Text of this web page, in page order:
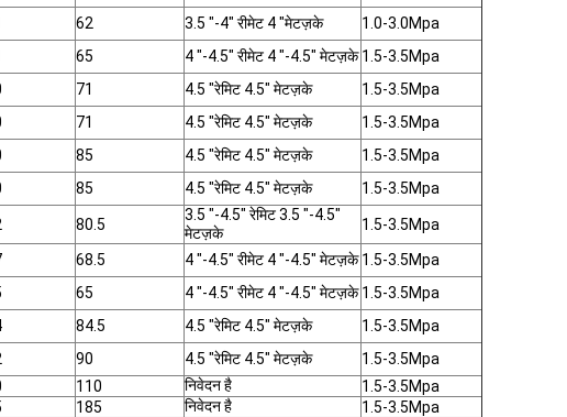
62 3.5 "-4" रीमेट 4 "मेटज़के
1.0-3.0Mpa
65 4 "-4.5" रीमेट 4 "-4.5" मेटज़के 1.5-3.5Mpa
71 4.5 "रेमिट 4.5" मेटज़के
1.5-3.5Mpa
71 4.5 "रेमिट 4.5" मेटज़के
1.5-3.5Mpa
85 4.5 "रेमिट 4.5" मेटज़के
1.5-3.5Mpa
85 4.5 "रेमिट 4.5" मेटज़के 1.5-3.5Mpa
80.5
3.5 "-4.5" रेमिट 3.5 "-4.5"
मेटज़के
1.5-3.5Mpa
68.5 4 "-4.5" रीमेट 4 "-4.5" मेटज़के 1.5-3.5Mpa
65 4 "-4.5" रीमेट 4 "-4.5" मेटज़के 1.5-3.5Mpa
84.5 4.5 "रेमिट 4.5" मेटज़के
1.5-3.5Mpa
90 4.5 "रेमिट 4.5" मेटज़के
1.5-3.5Mpa
110 निवेदन है
1.5-3.5Mpa
185 निवेदन है
1.5-3.5Mpa